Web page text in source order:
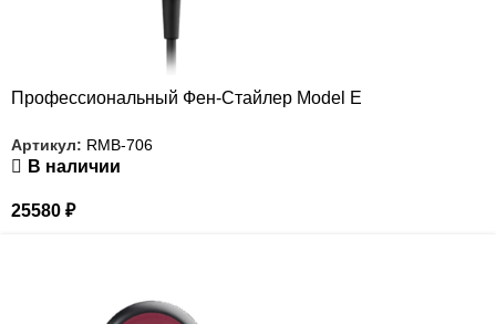
Профессиональный Фен-Стайлер Model E
Артикул: RMB-706
В наличии
25580 ₽